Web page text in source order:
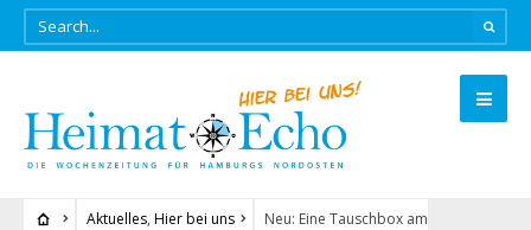
Aktuelles, Hier bei uns
Neu: Eine Tauschbox am